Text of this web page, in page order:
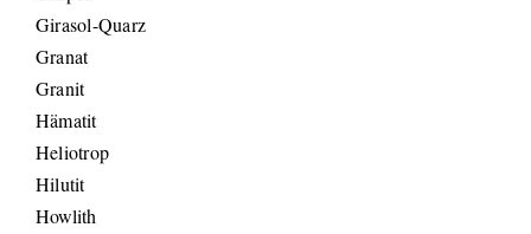
Girasol-Quarz
Granat
Granit
Hämatit
Heliotrop
Hilutit
Howlith